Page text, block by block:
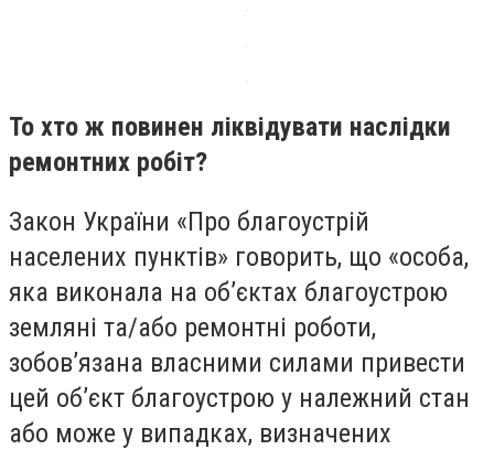
То хто ж повинен ліквідувати наслідки
ремонтних робіт?
Закон України «Про благоустрій
населених пунктів» говорить, що «особа,
яка виконала на об’єктах благоустрою
земляні та/або ремонтні роботи,
зобов’язана власними силами привести
цей об’єкт благоустрою у належний стан
або може у випадках, визначених